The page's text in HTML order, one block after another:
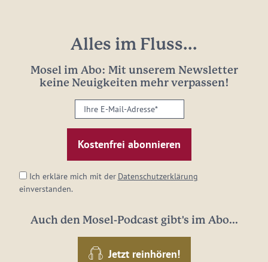
Alles im Fluss...
Mosel im Abo: Mit unserem Newsletter
keine Neuigkeiten mehr verpassen!
Ihre
E-
Mail-
Adresse:
Ich erkläre mich mit der Datenschutzerklärung
einverstanden.
Auch den Mosel-Podcast gibt's im Abo...
Jetzt reinhören!